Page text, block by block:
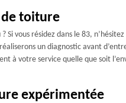
toiture
? Si vous résidez dans le 83,
un diagnostic avant
à votre service quelle que soit
expérimentée